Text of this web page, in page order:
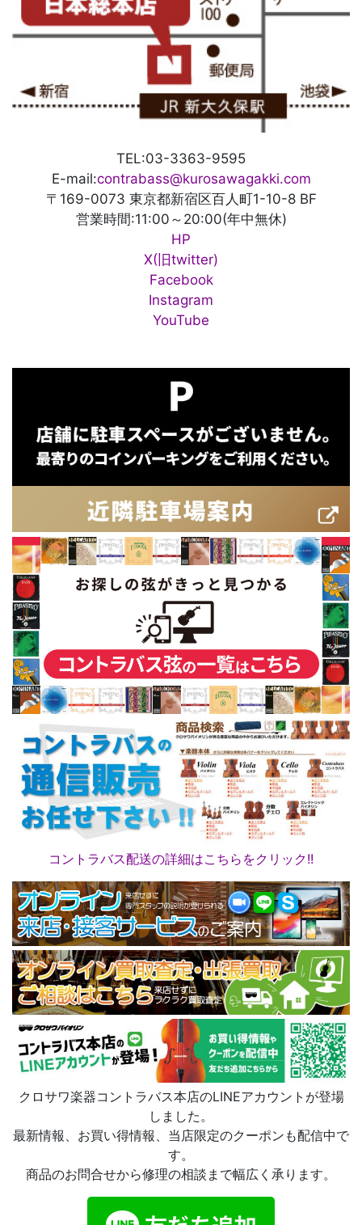
TEL:03-3363-9595
E-mail:contrabass@kurosawagakki.com
〒169-0073 東京都新宿区百人町1-10-8 BF
営業時間:11:00～20:00(年中無休)
HP
X(旧twitter)
Facebook
Instagram
YouTube
コントラバス配送の詳細はこちらをクリック!!
クロサワ楽器コントラバス本店のLINEアカウントが登場
しました。
最新情報、お買い得情報、当店限定のクーポンも配信中で
す。
商品のお問合せから修理の相談まで幅広く承ります。